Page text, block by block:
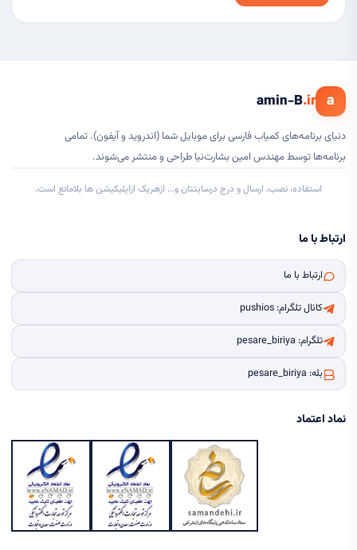
a
amin-B.ir
دنیای برنامه‌های کمیاب فارسی برای موبایل شما (اندروید و آیفون). تمامی
برنامه‌ها توسط مهندس امین بشارت‌نیا طراحی و منتشر می‌شوند.
استفاده، نصب، ارسال و درج درسایتتان و... ازهریک ازاپلیکیشن ها بلامانع است.
ارتباط با ما
ارتباط با ما
کانال تلگرام: pushios
تلگرام: pesare_biriya
بله: pesare_biriya
نماد اعتماد